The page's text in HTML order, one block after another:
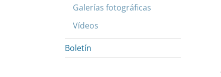
Galerías fotográficas
Vídeos
Boletín